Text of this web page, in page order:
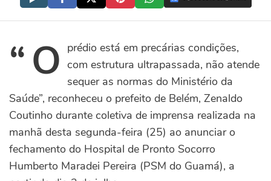
“O prédio está em precárias condições,
com estrutura ultrapassada, não atende
sequer as normas do Ministério da
Saúde”, reconheceu o prefeito de Belém, Zenaldo
Coutinho durante coletiva de imprensa realizada na
manhã desta segunda-feira (25) ao anunciar o
fechamento do Hospital de Pronto Socorro
Humberto Maradei Pereira (PSM do Guamá), a